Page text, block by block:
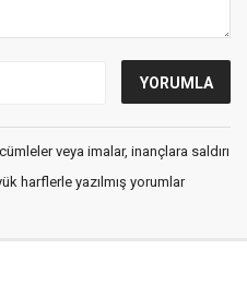
veya imalar, inançlara saldırı
harflerle yazılmış yorumlar